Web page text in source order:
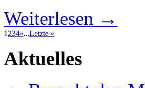
Weiterlesen →
1 234»...Letzte »
Aktuelles